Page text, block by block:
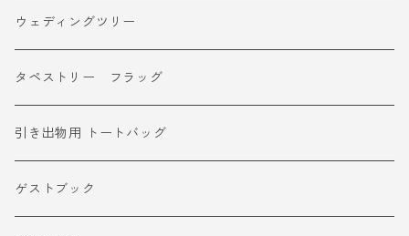
ウェディングツリー
タペストリー フラッグ
引き出物用 トートバッグ
ゲストブック